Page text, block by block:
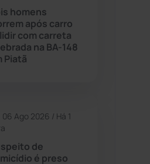
(1235)
homens
após carro
com carreta
na BA-148
Piatã
06 Ago 2026 / Há 1
de
é preso